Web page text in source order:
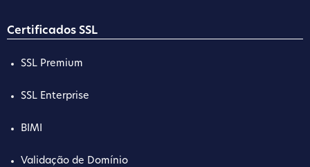
Certificados SSL
SSL Premium
SSL Enterprise
BIMI
Validação de Domínio